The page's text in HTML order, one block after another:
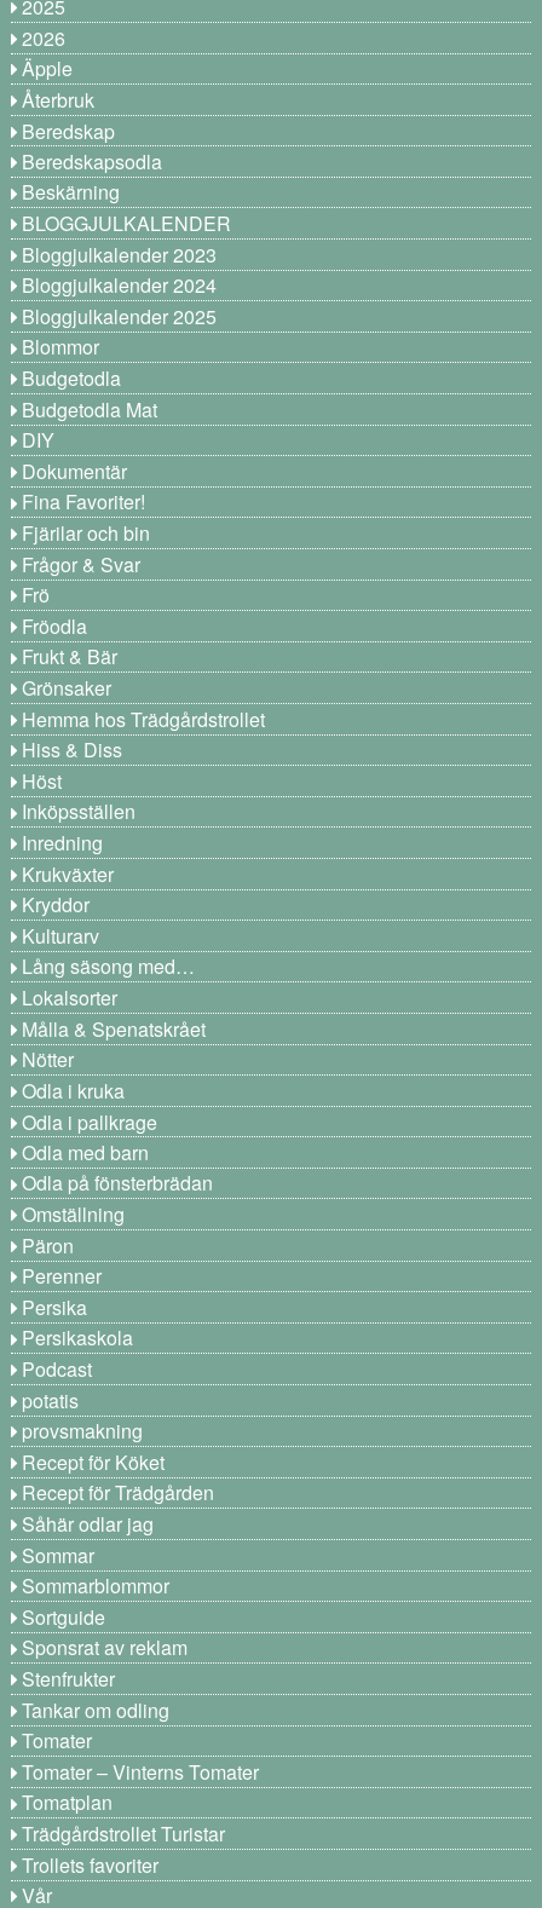
2025
2026
Äpple
Återbruk
Beredskap
Beredskapsodla
Beskärning
BLOGGJULKALENDER
Bloggjulkalender 2023
Bloggjulkalender 2024
Bloggjulkalender 2025
Blommor
Budgetodla
Budgetodla Mat
DIY
Dokumentär
Fina Favoriter!
Fjärilar och bin
Frågor & Svar
Frö
Fröodla
Frukt & Bär
Grönsaker
Hemma hos Trädgårdstrollet
Hiss & Diss
Höst
Inköpsställen
Inredning
Krukväxter
Kryddor
Kulturarv
Lång säsong med…
Lokalsorter
Målla & Spenatskrået
Nötter
Odla i kruka
Odla i pallkrage
Odla med barn
Odla på fönsterbrädan
Omställning
Päron
Perenner
Persika
Persikaskola
Podcast
potatis
provsmakning
Recept för Köket
Recept för Trädgården
Såhär odlar jag
Sommar
Sommarblommor
Sortguide
Sponsrat av reklam
Stenfrukter
Tankar om odling
Tomater
Tomater – Vinterns Tomater
Tomatplan
Trädgårdstrollet Turistar
Trollets favoriter
Vår